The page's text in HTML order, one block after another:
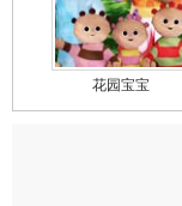
花园宝宝